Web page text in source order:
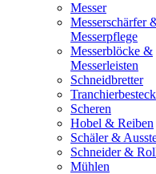
Messer
Messerschärfer
Messerpflege
Messerblöcke &
Messerleisten
Schneidbretter
Tranchierbesteck
Scheren
Hobel & Reiben
Schäler &
Schneider &
Mühlen